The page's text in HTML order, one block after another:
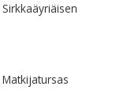
Sirkkaäyriäisen
Matkijatursas